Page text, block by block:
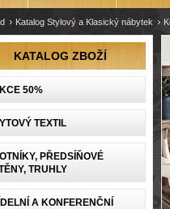
Katalog Stylový a Klasický nábytek
KATALOG ZBOŽÍ
50%
TEXTIL
PŘEDSÍŇOVÉ
TRUHLY
A KONFERENČNÍ